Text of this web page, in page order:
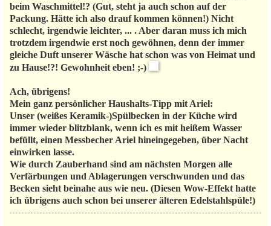
beim Waschmittel!? (Gut, steht ja auch schon auf der
Packung. Hätte ich also drauf kommen können!) Nicht
schlecht, irgendwie leichter, ... . Aber daran muss ich mich
trotzdem irgendwie erst noch gewöhnen, denn der immer
gleiche Duft unserer Wäsche hat schon was von Heimat und
zu Hause!?! Gewohnheit eben! ;-)
Ach, übrigens!
Mein ganz persönlicher Haushalts-Tipp mit Ariel:
Unser (weißes Keramik-)Spülbecken in der Küche wird
immer wieder blitzblank, wenn ich es mit heißem Wasser
befüllt, einen Messbecher Ariel hineingegeben, über Nacht
einwirken lasse.
Wie durch Zauberhand sind am nächsten Morgen alle
Verfärbungen und Ablagerungen verschwunden und das
Becken sieht beinahe aus wie neu. (Diesen Wow-Effekt hatte
ich übrigens auch schon bei unserer älteren Edelstahlspüle!)